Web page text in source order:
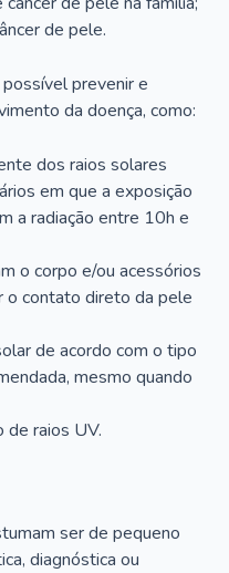
de pele.
prevenir e
da doença, como:
dos raios solares
em que a exposição
a radiação entre 10h e
o corpo e/ou acessórios
o contato direto da pele
de acordo com o tipo
mesmo quando
de raios UV.
ser de pequeno
diagnóstica ou